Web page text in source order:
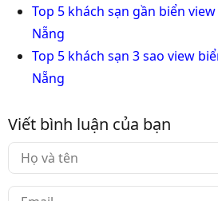
Top 5 khách sạn gần biển
Nẵng
Top 5 khách sạn 3 sao view
Nẵng
Viết bình luận của bạn